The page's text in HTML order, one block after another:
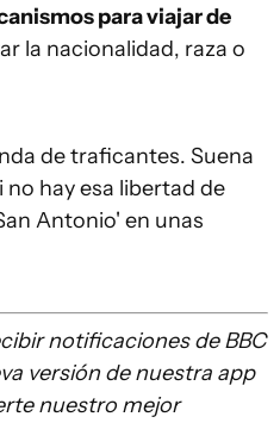
para viajar de
la nacionalidad, raza o
de traficantes. Suena
no hay esa libertad de
Antonio' en unas
notificaciones de BBC
versión de nuestra app
nuestro mejor